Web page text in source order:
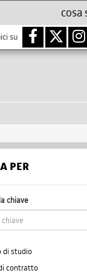
su
PER
chiave
di studio
contratto